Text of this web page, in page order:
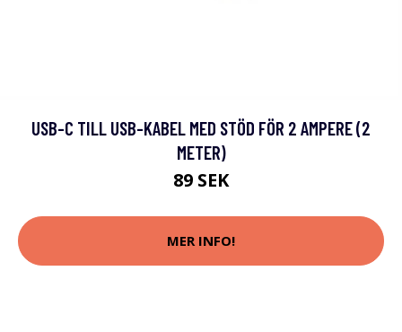
USB-C TILL USB-KABEL MED STÖD FÖR 2 AMPERE (2
METER)
89 SEK
MER INFO!